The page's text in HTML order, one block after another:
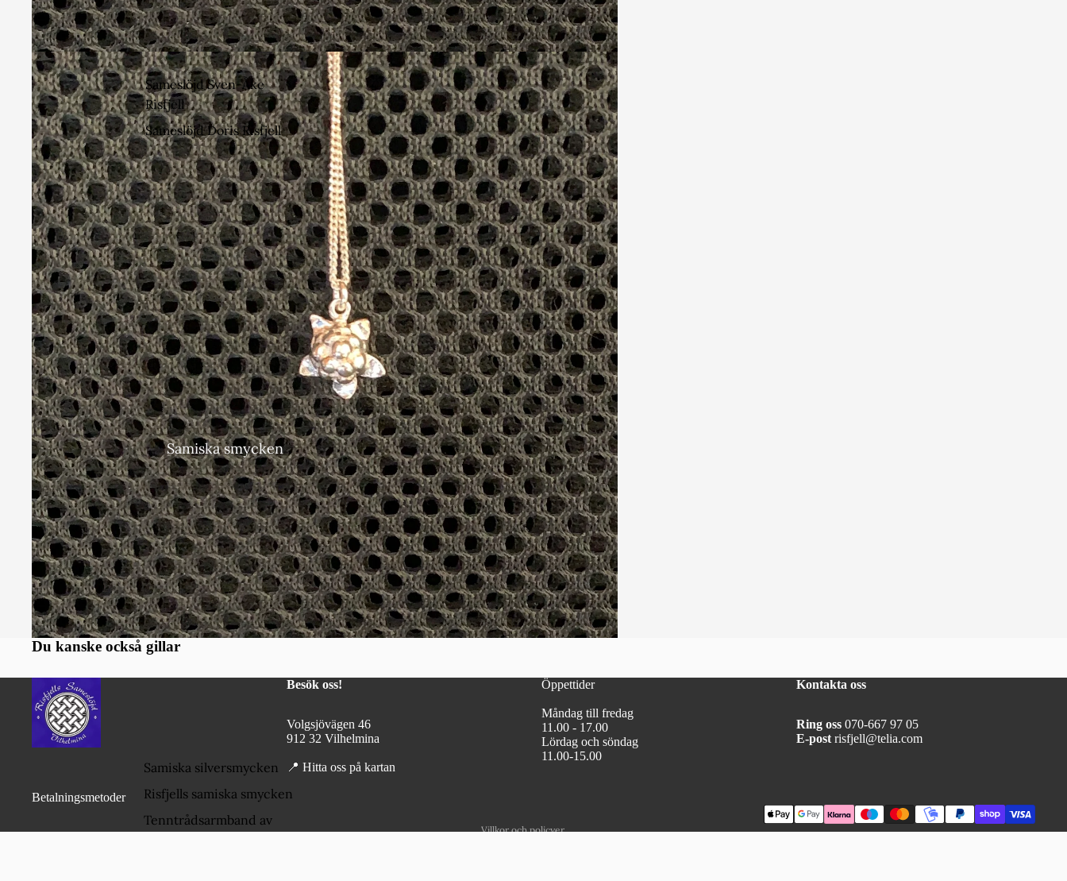
Sameslöjd Sven-Åke
Risfjell
Sameslöjd Doris Risfjell
Samiska smycken
Samiska silversmycken
Risfjells samiska smycken
Tenntrådsarmband av
Du kanske också gillar
Besök oss!
Volgsjövägen 46
912 32 Vilhelmina
📍 Hitta oss på kartan
Öppettider
Måndag till fredag
11.00 - 17.00
Lördag och söndag
11.00-15.00
Kontakta oss
Ring oss 070-667 97 05
E-post risfjell@telia.com
Betalningsmetoder
Villkor och policyer
Återbetalningspolicy
Integritetspolicy